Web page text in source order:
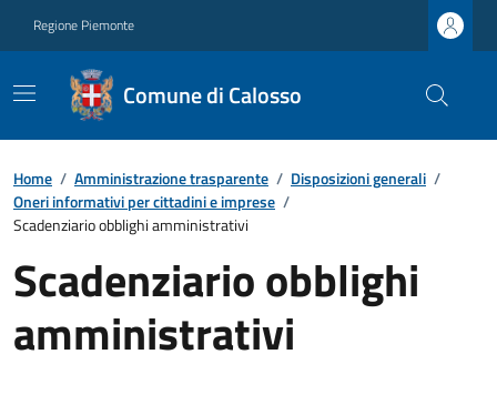
Regione Piemonte
Comune di Calosso
Home / Amministrazione trasparente / Disposizioni generali /
Oneri informativi per cittadini e imprese /
Scadenziario obblighi amministrativi
Scadenziario obblighi
amministrativi